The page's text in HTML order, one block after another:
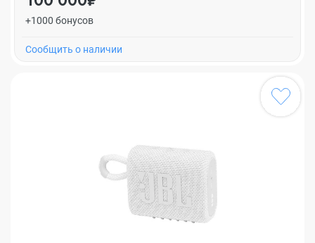
+1000 бонусов
Cообщить о наличии